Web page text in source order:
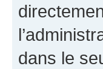
dans le